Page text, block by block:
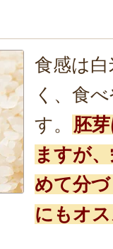
食感は
く、食
す。
胚
ますが
めて分
にもオ